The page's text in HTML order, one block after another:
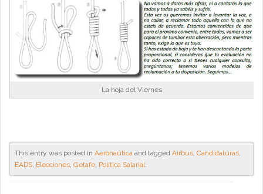
La hoja del Viernes
This entry was posted in Aeronáutica and tagged Airbus, Candidaturas,
EADS, Elecciones, Getafe, Política Salarial.